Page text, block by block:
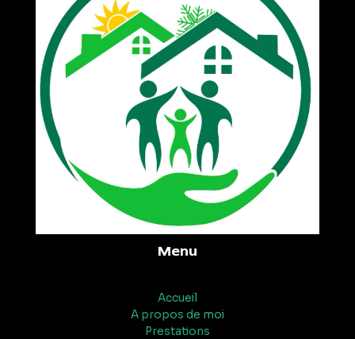
Menu
Accueil
A propos de moi
Prestations